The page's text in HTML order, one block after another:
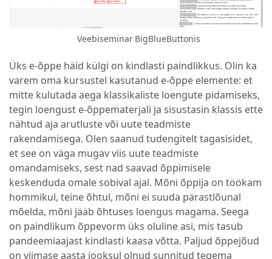
Veebiseminar BigBlueButtonis
Üks e-õppe häid külgi on kindlasti paindlikkus. Olin ka
varem oma kursustel kasutanud e-õppe elemente: et
mitte kulutada aega klassikaliste loengute pidamiseks,
tegin loengust e-õppematerjali ja sisustasin klassis ette
nähtud aja arutluste või uute teadmiste
rakendamisega. Olen saanud tudengitelt tagasisidet,
et see on väga mugav viis uute teadmiste
omandamiseks, sest nad saavad õppimisele
keskenduda omale sobival ajal. Mõni õppija on töökam
hommikul, teine õhtul, mõni ei suuda pärastlõunal
mõelda, mõni jääb õhtuses loengus magama. Seega
on paindlikum õppevorm üks oluline asi, mis tasub
pandeemiaajast kindlasti kaasa võtta. Paljud õppejõud
on viimase aasta jooksul olnud sunnitud tegema